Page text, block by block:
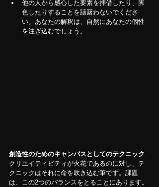
他の人から感心した要素を拝借したり、脚
色したりすることを躊躇わないでくださ
い。あなたの解釈は、自然にあなたの個性
を注ぎ込むでしょう。
創造性のためのキャンバスとしてのテクニック
クリエイティビティが火花であるのに対し、テ
クニックはそれに命を吹き込む筆です。課題
は、この2つのバランスをとることにあります。